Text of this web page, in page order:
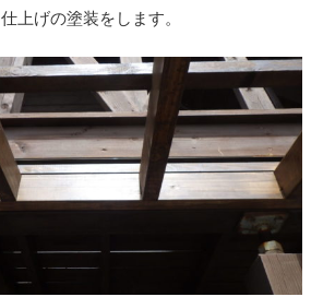
仕上げの塗装をします。